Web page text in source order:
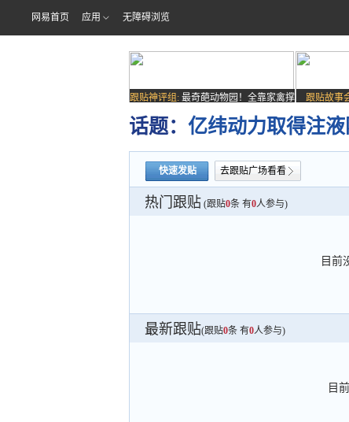
网易首页 应用 无障碍浏览
跟贴神评组: 最奇葩动物园！全靠家禽撑
场子
跟贴故事
话题： 亿纬动力取得注
快速发贴 去跟贴广场看看
热门跟贴 (跟贴0条 有0人参与)
目前
最新跟贴(跟贴0条 有0人参与)
目